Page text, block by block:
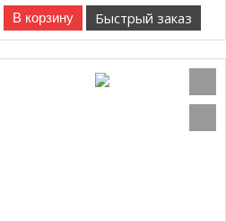
В корзину Быстрый заказ